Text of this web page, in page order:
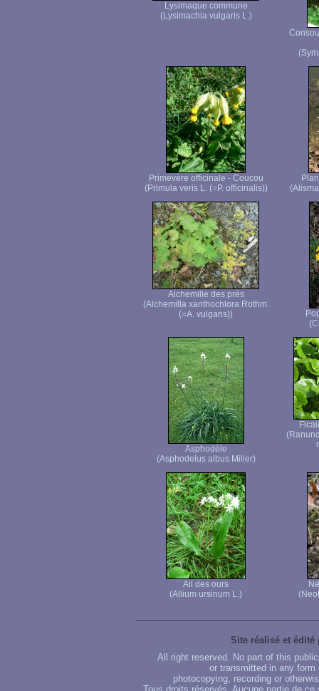
Lysimaque commune
(Lysimachia vulgaris L.)
Primevère officinale - Coucou
(Primula veris L. (=P. officinalis))
Alchemille des prés
(Alchemilla xanthochlora Rothm.
(=A. vulgaris))
Asphodèle
(Asphodelus albus Miller)
Ail des ours
(Allium ursinum L.)
Site réalisé et édité
All right reserved. No part of this
or transmitted in any
photocopying, recording or